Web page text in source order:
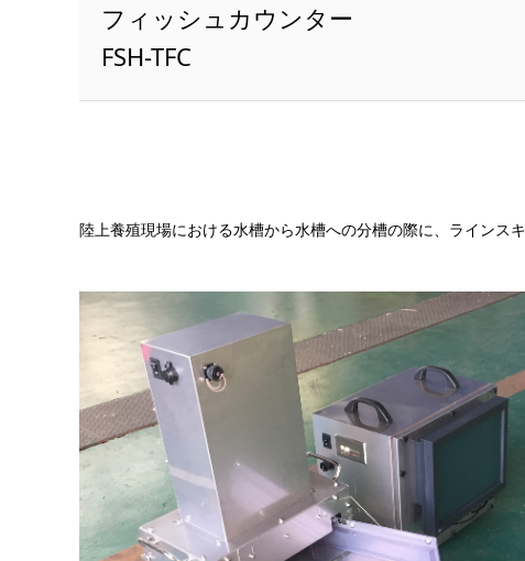
フィッシュカウンター
FSH-TFC
陸上養殖現場における水槽から水槽への分槽の際に、ラインス